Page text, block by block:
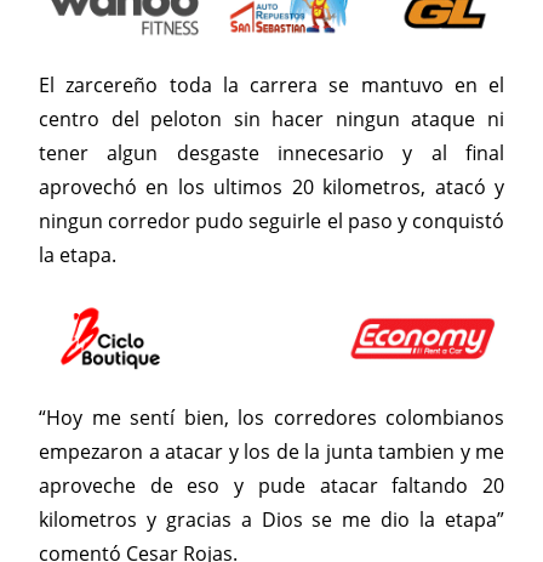
El zarcereño toda la carrera se mantuvo en el
centro del peloton sin hacer ningun ataque ni
tener algun desgaste innecesario y al final
aprovechó en los ultimos 20 kilometros, atacó y
ningun corredor pudo seguirle el paso y conquistó
la etapa.
“Hoy me sentí bien, los corredores colombianos
empezaron a atacar y los de la junta tambien y me
aproveche de eso y pude atacar faltando 20
kilometros y gracias a Dios se me dio la etapa”
comentó Cesar Rojas.